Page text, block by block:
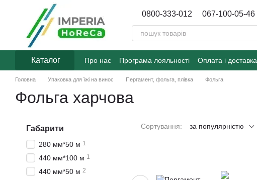
Перейти до основного контенту
0800-333-012 067-100-05-46
Каталог Про нас Програма лояльності Оплата і доставка
Договір публічної оферти
Блог
Головна Упаковка для їжі на винос Пергамент, фольга, плівка Фольга
Фольга харчова
Сортування: за популярністю
Габарити
280 мм*50 м 1
440 мм*100 м 1
440 мм*50 м 2